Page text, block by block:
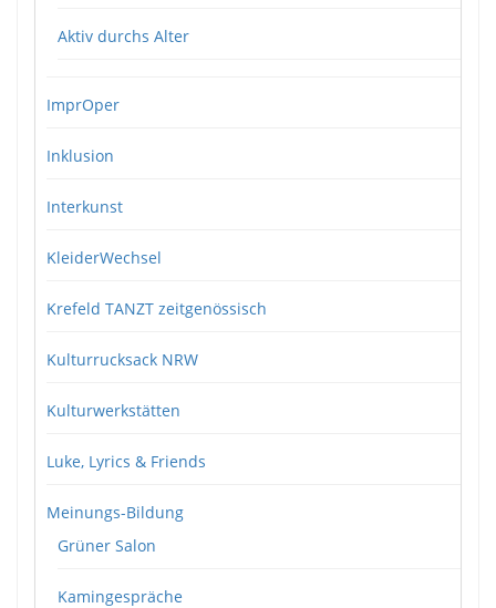
Aktiv durchs Alter
ImprOper
Inklusion
Interkunst
KleiderWechsel
Krefeld TANZT zeitgenössisch
Kulturrucksack NRW
Kulturwerkstätten
Luke, Lyrics & Friends
Meinungs-Bildung
Grüner Salon
Kamingespräche